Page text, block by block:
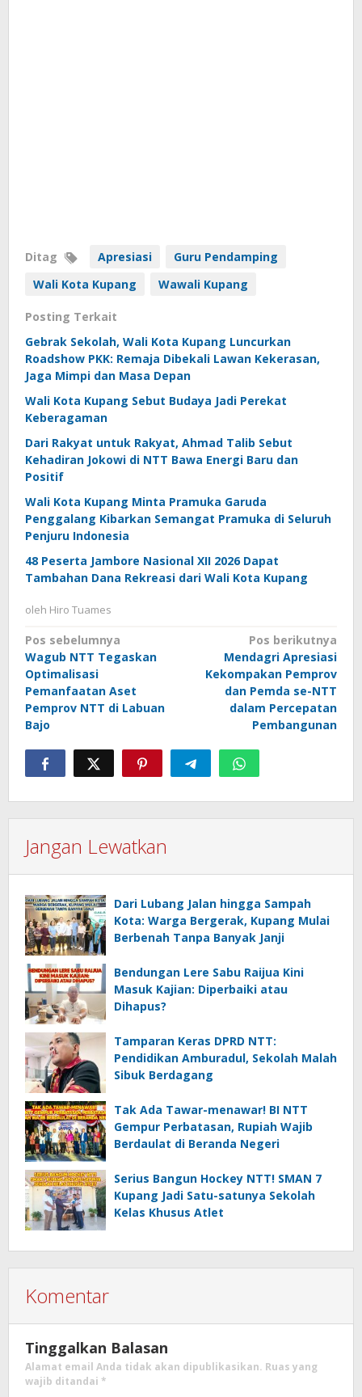
Ditag Apresiasi
Guru Pendamping
Wali Kota Kupang
Wawali Kupang
Posting Terkait
Gebrak Sekolah, Wali Kota Kupang Luncurkan
Roadshow PKK: Remaja Dibekali Lawan Kekerasan,
Jaga Mimpi dan Masa Depan
Wali Kota Kupang Sebut Budaya Jadi Perekat
Keberagaman
Dari Rakyat untuk Rakyat, Ahmad Talib Sebut
Kehadiran Jokowi di NTT Bawa Energi Baru dan
Positif
Wali Kota Kupang Minta Pramuka Garuda
Penggalang Kibarkan Semangat Pramuka di Seluruh
Penjuru Indonesia
48 Peserta Jambore Nasional XII 2026 Dapat
Tambahan Dana Rekreasi dari Wali Kota Kupang
oleh Hiro Tuames
Navigasi
pos
Pos sebelumnya
Wagub NTT Tegaskan
Optimalisasi
Pemanfaatan Aset
Pemprov NTT di Labuan
Bajo
Pos berikutnya
Mendagri Apresiasi
Kekompakan Pemprov
dan Pemda se-NTT
dalam Percepatan
Pembangunan
Jangan Lewatkan
Dari Lubang Jalan hingga Sampah
Kota: Warga Bergerak, Kupang Mulai
Berbenah Tanpa Banyak Janji
Bendungan Lere Sabu Raijua Kini
Masuk Kajian: Diperbaiki atau
Dihapus?
Tamparan Keras DPRD NTT:
Pendidikan Amburadul, Sekolah Malah
Sibuk Berdagang
Tak Ada Tawar-menawar! BI NTT
Gempur Perbatasan, Rupiah Wajib
Berdaulat di Beranda Negeri
Serius Bangun Hockey NTT! SMAN 7
Kupang Jadi Satu-satunya Sekolah
Kelas Khusus Atlet
Komentar
Tinggalkan Balasan
Alamat email Anda tidak akan dipublikasikan. Ruas yang
wajib ditandai *